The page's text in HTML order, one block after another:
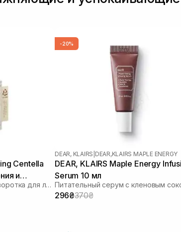
Centella
и
мл
Восстанавливающая сыворотка для лица
-20%
DEAR, KLAIRS DEAR,KLAIRS MAPLE ENERGY
DEAR, KLAIRS Maple Energy
Serum 10 мл
Питательный серум с кленовым
296₴370₴